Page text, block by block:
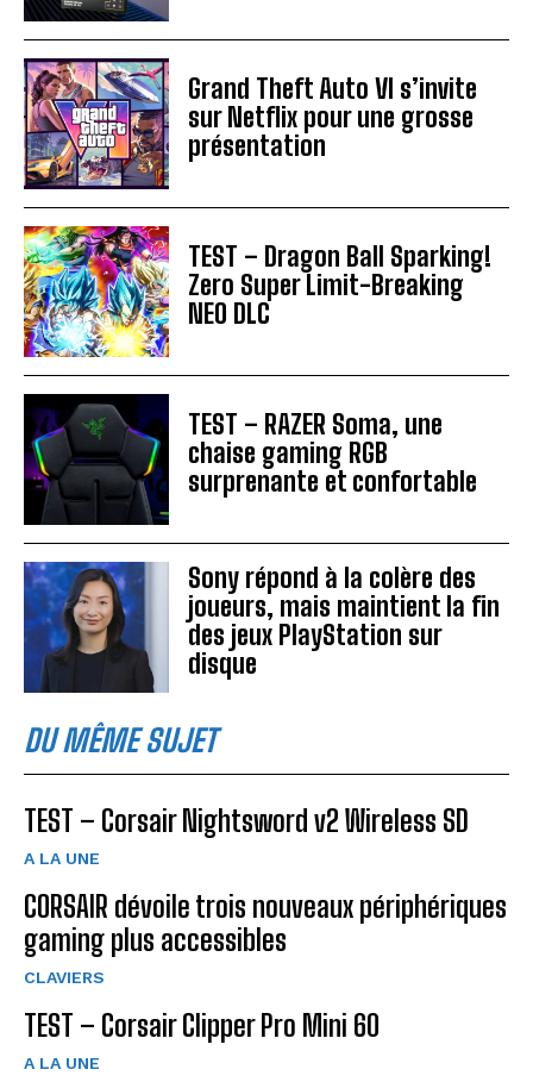
Grand Theft Auto VI s’invite
sur Netflix pour une grosse
présentation
TEST – Dragon Ball Sparking!
Zero Super Limit-Breaking
NEO DLC
TEST – RAZER Soma, une
chaise gaming RGB
surprenante et confortable
Sony répond à la colère des
joueurs, mais maintient la fin
des jeux PlayStation sur
disque
DU MÊME SUJET
TEST – Corsair Nightsword v2 Wireless SD
A LA UNE
CORSAIR dévoile trois nouveaux périphériques
gaming plus accessibles
CLAVIERS
TEST – Corsair Clipper Pro Mini 60
A LA UNE